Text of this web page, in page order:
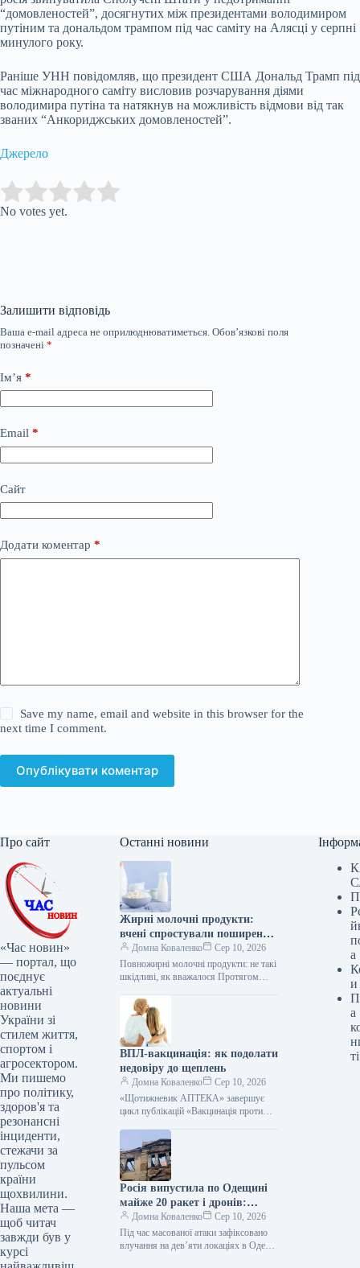
“домовленостей”, досягнутих між президентами володимиром
путіним та дональдом трампом під час саміту на Алясці у серпні
минулого року.
Раніше УНН повідомляв, що президент США Дональд Трамп під
час міжнародного саміту висловив розчарування діями
володимира путіна та натякнув на можливість відмови від так
званих “Анкориджських домовленостей”.
Джерело
Rate this item:
No votes yet.
Залишити відповідь
Ваша e-mail адреса не оприлюднюватиметься. Обов’язкові поля
позначені *
Ім’я *
Email *
Сайт
Додати коментар *
Save my name, email and website in this browser for the
next time I comment.
Опублікувати коментар
Про сайт
«Час новин»
— портал, що
поєднує
актуальні
новини
України зі
стилем життя,
спортом і
агросектором.
Ми пишемо
про політику,
здоров'я та
резонансні
інциденти,
стежачи за
пульсом
країни
щохвилини.
Наша мета —
щоб читач
завжди був у
курсі
Останні новини
Жирні молочні продукти:
вчені спростували поширений
міфДомна Коваленко
Сер 10, 2026
Повножирні молочні продукти: не такі
шкідливі, як вважалося Протягом
заохочували обирати знежирені або з
низьким вмістом жиру…
ВПЛ-вакцинація: як подолати
недовіру до щеплень
Домна Коваленко
Сер 10, 2026
«Щотижневик АПТЕКА» завершує
цикл публікацій «Вакцинація проти
клінічної практики», присвячений
одному з найважливіших кроків у…
Росія випустила по Одещині
майже 20 ракет і дронів:
уточнені дані
Домна Коваленко
Сер 10, 2026
Під час масованої атаки зафіксовано
влучання на дев’яти локаціях в Одесі
а
и
а
ті